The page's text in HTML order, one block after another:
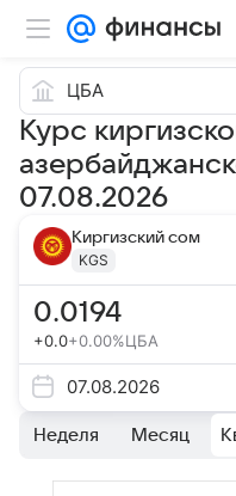
Курс
07.08.2026
ЦБА
Киргизский сом
KGS
0.0194
+0.0+0.00%ЦБА
07.08.2026
Неделя Месяц